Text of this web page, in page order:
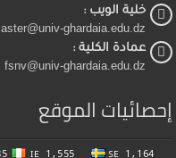
خلية الويب :
ghardaia.edu.dz
عمادة الكلية :
fsnv@univ-ghardaia.edu.dz
إحصائيات الموقع